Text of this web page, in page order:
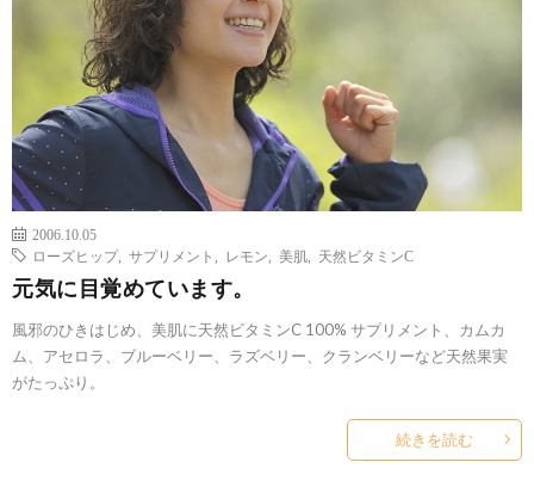
2006.10.05
ローズヒップ, サプリメント レモン 美肌 天然ビタミンC
元気に目覚めています。
風邪のひきはじめ、美肌に天然ビタミンC 100% サプリメント、カムカ
ム、アセロラ、ブルーベリー、ラズベリー、クランベリーなど天然果実
がたっぷり。
続きを読む